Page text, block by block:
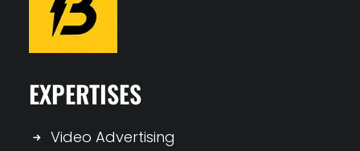
EXPERTISES
Video Advertising